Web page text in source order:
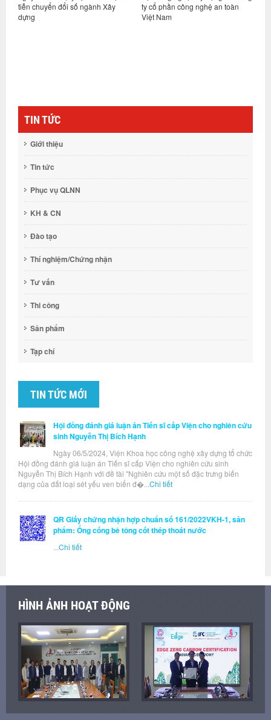
tiễn chuyển đổi số ngành Xây
dựng
ty cổ phần công nghệ an toàn
Việt Nam
TIN TỨC
Giới thiệu
Tin tức
Phục vụ QLNN
KH & CN
Đào tạo
Thí nghiệm/Chứng nhận
Tư vấn
Thi công
Sản phẩm
Tạp chí
TIN TỨC MỚI
Hội đồng đánh giá luận án Tiến sĩ cấp Viện cho nghiên cứu
sinh Nguyễn Thị Bích Hạnh
Ngày 06/5/2024, Viện Khoa học công nghệ xây dựng tổ chức
Hội đồng đánh giá luận án Tiến sĩ cấp Viện cho nghiên cứu sinh
Nguyễn Thị Bích Hạnh với đề tài "Nghiên cứu một số đặc trưng biến
dạng của đất loại sét yếu ven biển đ�... Chi tiết
QR Giấy chứng nhận hợp chuẩn số 161/2022VKH-1, sản
phẩm: Ống cống bê tông cốt thép thoát nước
Chi tiết
HÌNH ẢNH HOẠT ĐỘNG